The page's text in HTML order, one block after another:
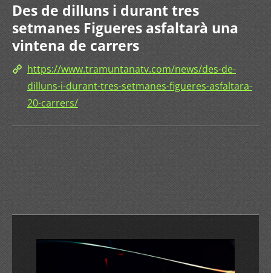
Des de dilluns i durant tres
setmanes Figueres asfaltarà una
vintena de carrers
https://www.tramuntanatv.com/news/des-de-
dilluns-i-durant-tres-setmanes-figueres-asfaltara-
20-carrers/